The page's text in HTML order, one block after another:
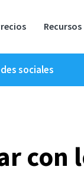
Recursos
sociales
con